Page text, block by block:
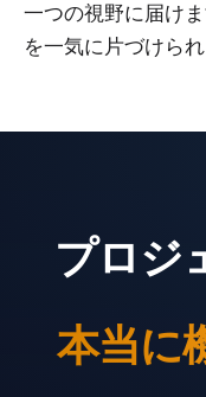
一つの視野に届け
を一気に片づけられ
プロジ
本当に